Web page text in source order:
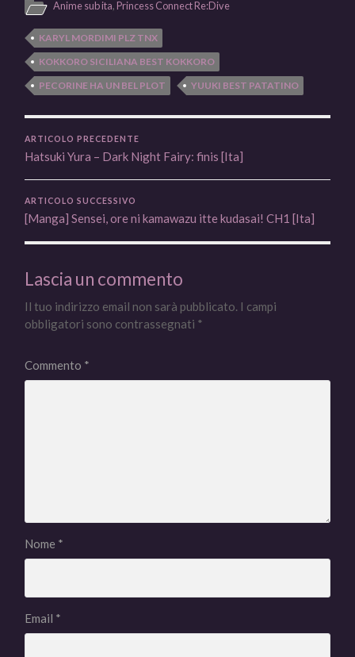
Anime sub ita,Princess Connect Re:Dive
KARYL MORDIMI PLZ TNX
KOKKORO SICILIANA BEST KOKKORO
PECORINE HA UN BEL PLOT
YUUKI BEST PATATINO
ARTICOLO PRECEDENTE
Hatsuki Yura – Dark Night Fairy: finis [Ita]
ARTICOLO SUCCESSIVO
[Manga] Sensei, ore ni kamawazu itte kudasai! CH1 [Ita]
Lascia un commento
Il tuo indirizzo email non sarà pubblicato. I campi
obbligatori sono contrassegnati *
Commento *
Nome *
Email *